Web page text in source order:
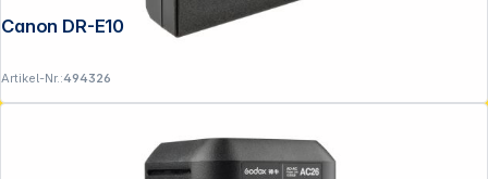
Canon DR-E10
Artikel-Nr.:494326